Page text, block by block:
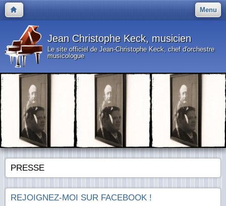
Menu
Jean Christophe Keck, musicien
Le site officiel de Jean-Christophe Keck, chef d'orchestre
musicologue
PRESSE
REJOIGNEZ-MOI SUR FACEBOOK !